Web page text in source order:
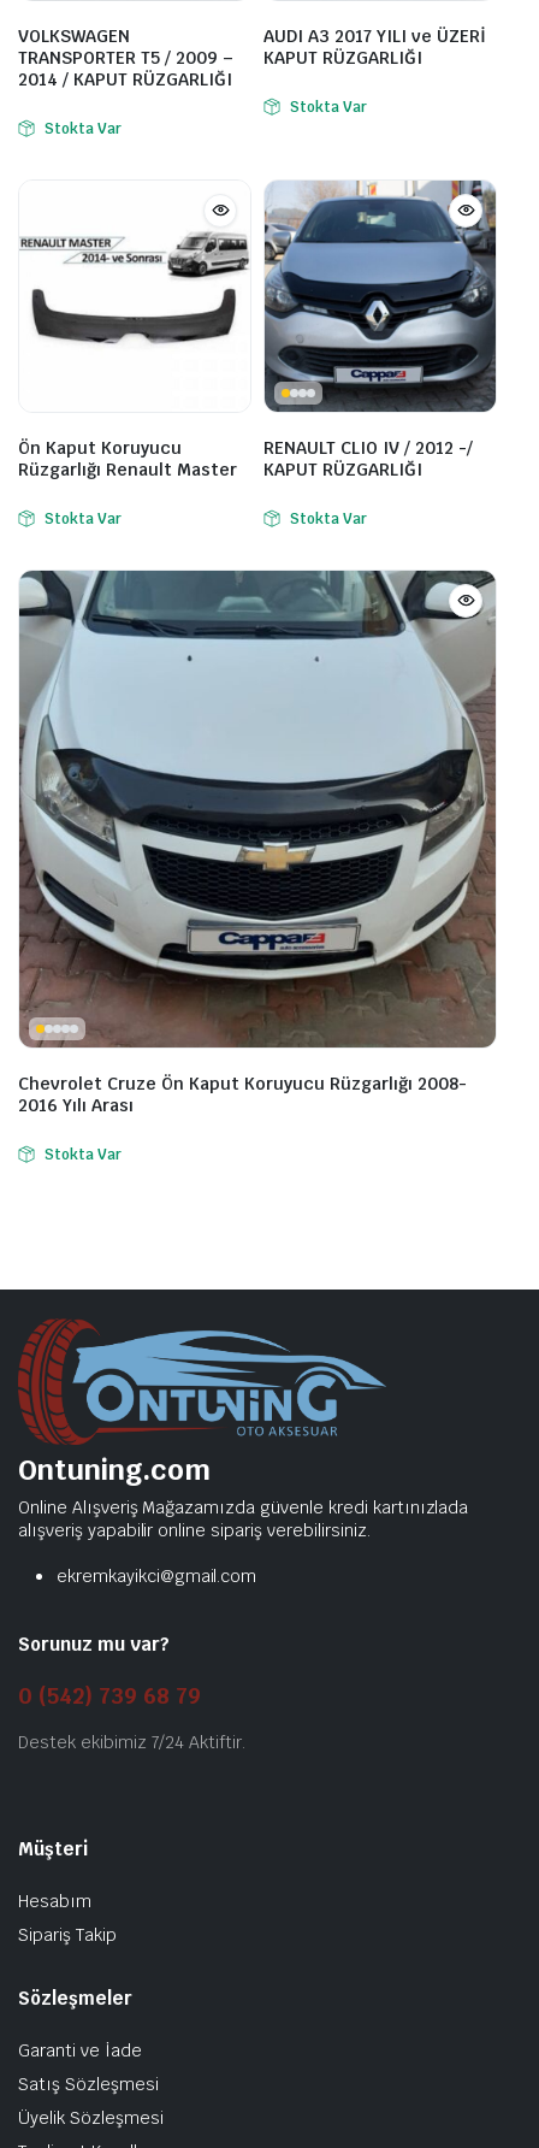
VOLKSWAGEN
TRANSPORTER T5 / 2009 –
2014 / KAPUT RÜZGARLIĞI
Stokta Var
AUDI A3 2017 YILI ve ÜZERİ
KAPUT RÜZGARLIĞI
Stokta Var
Ön Kaput Koruyucu
Rüzgarlığı Renault Master
Stokta Var
RENAULT CLIO IV / 2012 -/
KAPUT RÜZGARLIĞI
Stokta Var
Chevrolet Cruze Ön Kaput Koruyucu Rüzgarlığı 2008-
2016 Yılı Arası
Stokta Var
Ontuning.com
Online Alışveriş Mağazamızda güvenle kredi kartınızlada
alışveriş yapabilir online sipariş verebilirsiniz.
ekremkayikci@gmail.com
Sorunuz mu var?
0 (542) 739 68 79
Destek ekibimiz 7/24 Aktiftir.
Müşteri
Hesabım
Sipariş Takip
Sözleşmeler
Garanti ve İade
Satış Sözleşmesi
Üyelik Sözleşmesi